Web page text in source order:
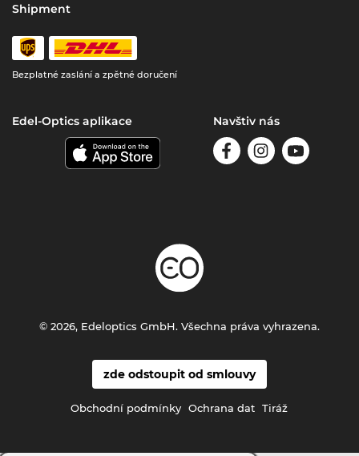
Shipment
Bezplatné zaslání a zpětné doručení
Edel-Optics aplikace Navštiv nás
zde odstoupit od smlouvy
Obchodní podmínky Ochrana dat Tiráž
© 2026, Edeloptics GmbH. Všechna práva vyhrazena.